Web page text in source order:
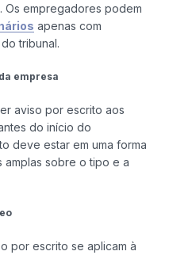
Os empregadores podem
apenas com
tribunal.
empresa
aviso por escrito aos
do início do
deve estar em uma forma
sobre o tipo e a
por escrito se aplicam à